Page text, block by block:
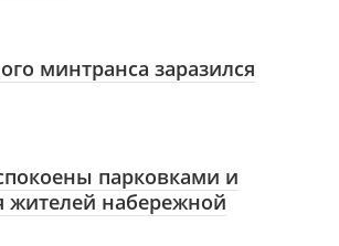
минтранса заразился
парковками и
жителей набережной